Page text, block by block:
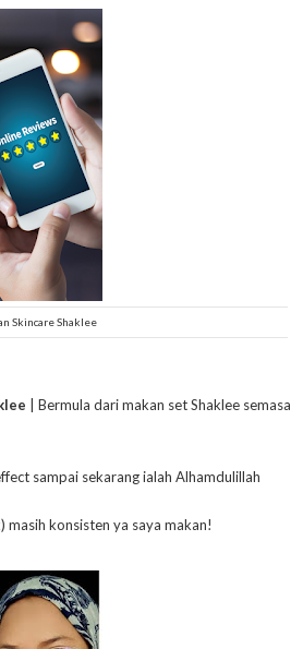
Skincare Shaklee
| Bermula dari makan set Shaklee semasa
sampai sekarang ialah Alhamdulillah
masih konsisten ya saya makan!